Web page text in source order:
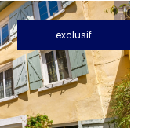
exclusif